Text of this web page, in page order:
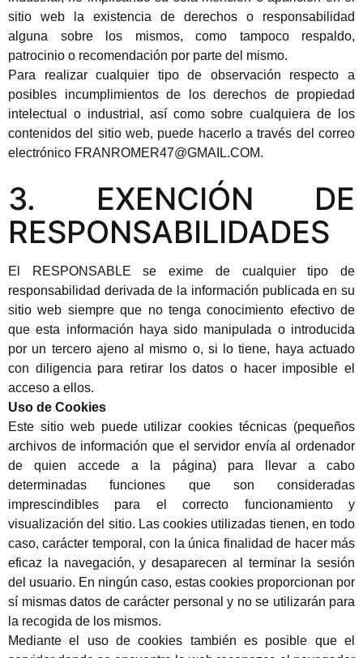
sitio web la existencia de derechos o responsabilidad
alguna sobre los mismos, como tampoco respaldo,
patrocinio o recomendación por parte del mismo.
Para realizar cualquier tipo de observación respecto a
posibles incumplimientos de los derechos de propiedad
intelectual o industrial, así como sobre cualquiera de los
contenidos del sitio web, puede hacerlo a través del correo
electrónico FRANROMER47@GMAIL.COM.
3. EXENCIÓN DE
RESPONSABILIDADES
El RESPONSABLE se exime de cualquier tipo de
responsabilidad derivada de la información publicada en su
sitio web siempre que no tenga conocimiento efectivo de
que esta información haya sido manipulada o introducida
por un tercero ajeno al mismo o, si lo tiene, haya actuado
con diligencia para retirar los datos o hacer imposible el
acceso a ellos.
Uso de Cookies
Este sitio web puede utilizar cookies técnicas (pequeños
archivos de información que el servidor envía al ordenador
de quien accede a la página) para llevar a cabo
determinadas funciones que son consideradas
imprescindibles para el correcto funcionamiento y
visualización del sitio. Las cookies utilizadas tienen, en todo
caso, carácter temporal, con la única finalidad de hacer más
eficaz la navegación, y desaparecen al terminar la sesión
del usuario. En ningún caso, estas cookies proporcionan por
sí mismas datos de carácter personal y no se utilizarán para
la recogida de los mismos.
Mediante el uso de cookies también es posible que el